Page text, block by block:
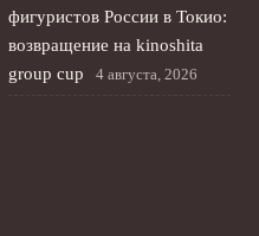
фигуристов России в Токио:
возвращение на kinoshita
group cup
4 августа, 2026